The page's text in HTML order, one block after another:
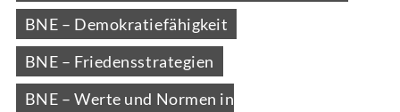
BNE – Demokratiefähigkeit
BNE – Friedensstrategien
BNE – Werte und Normen in